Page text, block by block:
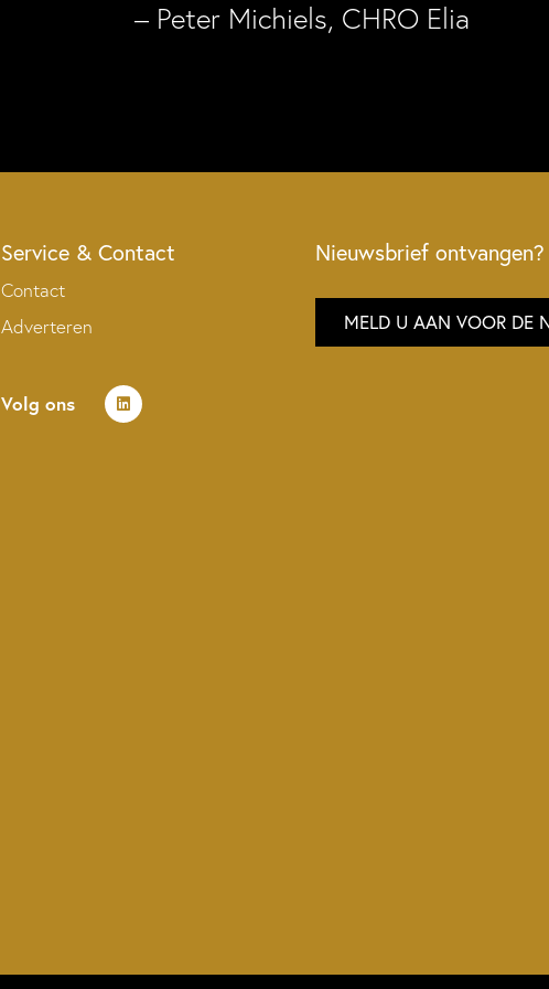
– Peter Michiels, CHRO Elia
Service & Contact
Contact
Adverteren
Volg ons
Nieuwsbrief ontvangen?
MELD U AAN VOOR DE